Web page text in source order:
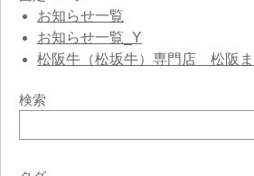
お知らせ一覧
お知らせ一覧_Y
松阪牛（松坂牛）専門店 松阪
検索
索